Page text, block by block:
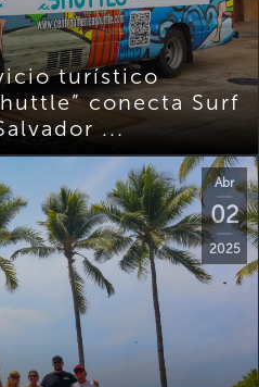
turístico
conecta Surf
...
Abr
02
2025